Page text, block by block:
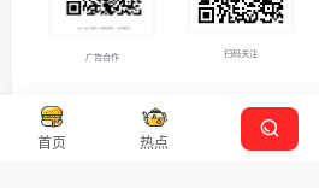
首页 热点
广告合作 扫码关注
Copyright © 2026沪ICP备2021007899号-